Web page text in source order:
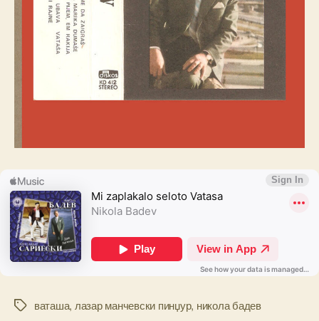
Tagsваташа, лазар манчевски пинџур, никола бадев